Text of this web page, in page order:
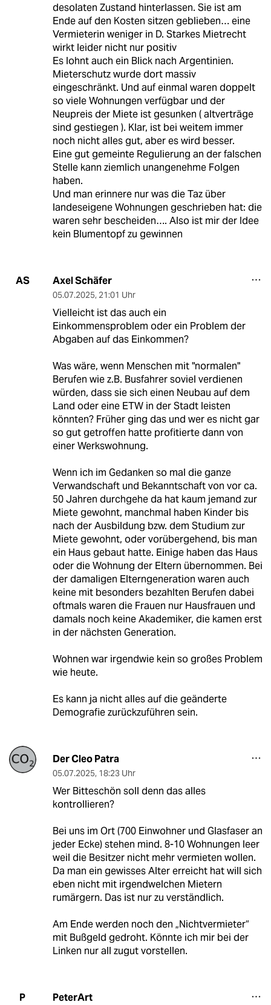
desolaten Zustand hinterlassen. Sie ist am
Ende auf den Kosten sitzen geblieben… eine
Vermieterin weniger in D. Starkes Mietrecht
wirkt leider nicht nur positiv
Es lohnt auch ein Blick nach Argentinien.
Mieterschutz wurde dort massiv
eingeschränkt. Und auf einmal waren doppelt
so viele Wohnungen verfügbar und der
Neupreis der Miete ist gesunken ( altverträge
sind gestiegen ). Klar, ist bei weitem immer
noch nicht alles gut, aber es wird besser.
Eine gut gemeinte Regulierung an der falschen
Stelle kann ziemlich unangenehme Folgen
haben.
Und man erinnere nur was die Taz über
landeseigene Wohnungen geschrieben hat: die
waren sehr bescheiden…. Also ist mir der Idee
kein Blumentopf zu gewinnen
AS Axel Schäfer
05.07.2025, 21:01 Uhr
Vielleicht ist das auch ein
Einkommensproblem oder ein Problem der
Abgaben auf das Einkommen?
Was wäre, wenn Menschen mit "normalen"
Berufen wie z.B. Busfahrer soviel verdienen
würden, dass sie sich einen Neubau auf dem
Land oder eine ETW in der Stadt leisten
könnten? Früher ging das und wer es nicht gar
so gut getroffen hatte profitierte dann von
einer Werkswohnung.
Wenn ich im Gedanken so mal die ganze
Verwandschaft und Bekanntschaft von vor ca.
50 Jahren durchgehe da hat kaum jemand zur
Miete gewohnt, manchmal haben Kinder bis
nach der Ausbildung bzw. dem Studium zur
Miete gewohnt, oder vorübergehend, bis man
ein Haus gebaut hatte. Einige haben das Haus
oder die Wohnung der Eltern übernommen. Bei
der damaligen Elterngeneration waren auch
keine mit besonders bezahlten Berufen dabei
oftmals waren die Frauen nur Hausfrauen und
damals noch keine Akademiker, die kamen erst
in der nächsten Generation.
Wohnen war irgendwie kein so großes Problem
wie heute.
Es kann ja nicht alles auf die geänderte
Demografie zurückzuführen sein.
Der Cleo Patra
05.07.2025, 18:23 Uhr
Wer Bitteschön soll denn das alles
kontrollieren?
Bei uns im Ort (700 Einwohner und Glasfaser an
jeder Ecke) stehen mind. 8-10 Wohnungen leer
weil die Besitzer nicht mehr vermieten wollen.
Da man ein gewisses Alter erreicht hat will sich
eben nicht mit irgendwelchen Mietern
rumärgern. Das ist nur zu verständlich.
Am Ende werden noch den „Nichtvermieter“
mit Bußgeld gedroht. Könnte ich mir bei der
Linken nur all zugut vorstellen.
P PeterArt